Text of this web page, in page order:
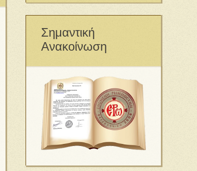
Σημαντική
Ανακοίνωση